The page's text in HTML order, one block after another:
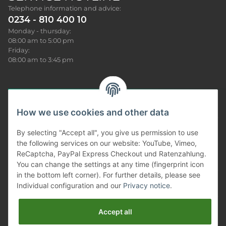
Telephone information and advice:
0234 - 810 400 10
Monday - thursday:
08:00 am to 5:00 pm
Friday:
08:00 am to 3:45 pm
Sonar News
Produkt Infos
Our service
Information
Gesetzliches
How we use cookies and other data
By selecting "Accept all", you give us permission to use
the following services on our website: YouTube, Vimeo,
ReCaptcha, PayPal Express Checkout und Ratenzahlung.
You can change the settings at any time (fingerprint icon
in the bottom left corner). For further details, please see
Individual configuration and our Privacy notice.
Accept all